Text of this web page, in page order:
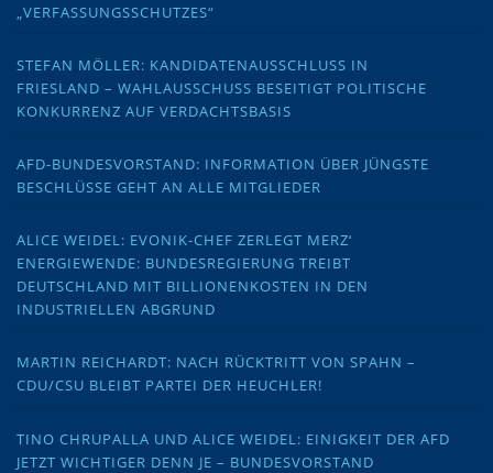
„VERFASSUNGSSCHUTZES“
STEFAN MÖLLER: KANDIDATENAUSSCHLUSS IN
FRIESLAND – WAHLAUSSCHUSS BESEITIGT POLITISCHE
KONKURRENZ AUF VERDACHTSBASIS
AFD-BUNDESVORSTAND: INFORMATION ÜBER JÜNGSTE
BESCHLÜSSE GEHT AN ALLE MITGLIEDER
ALICE WEIDEL: EVONIK-CHEF ZERLEGT MERZ‘
ENERGIEWENDE: BUNDESREGIERUNG TREIBT
DEUTSCHLAND MIT BILLIONENKOSTEN IN DEN
INDUSTRIELLEN ABGRUND
MARTIN REICHARDT: NACH RÜCKTRITT VON SPAHN –
CDU/CSU BLEIBT PARTEI DER HEUCHLER!
TINO CHRUPALLA UND ALICE WEIDEL: EINIGKEIT DER AFD
JETZT WICHTIGER DENN JE – BUNDESVORSTAND